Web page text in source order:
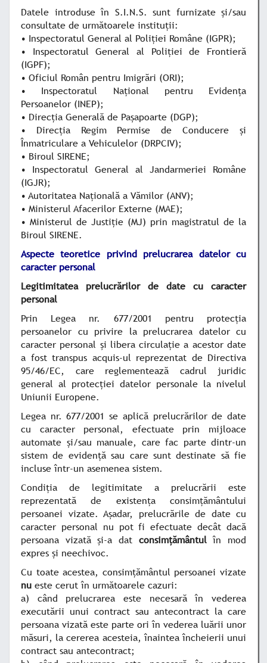
Datele introduse în S.I.N.S. sunt furnizate şi/sau
consultate de următoarele instituţii:
• Inspectoratul General al Poliţiei Române (IGPR);
• Inspectoratul General al Poliţiei de Frontieră
(IGPF);
• Oficiul Român pentru Imigrări (ORI);
• Inspectoratul Naţional pentru Evidenţa
Persoanelor (INEP);
• Direcţia Generală de Paşapoarte (DGP);
• Direcţia Regim Permise de Conducere şi
Înmatriculare a Vehiculelor (DRPCIV);
• Biroul SIRENE;
• Inspectoratul General al Jandarmeriei Române
(IGJR);
• Autoritatea Naţională a Vămilor (ANV);
• Ministerul Afacerilor Externe (MAE);
• Ministerul de Justiţie (MJ) prin magistratul de la
Biroul SIRENE.
Aspecte teoretice privind prelucrarea datelor cu
caracter personal
Legitimitatea prelucrărilor de date cu caracter
personal
Prin Legea nr. 677/2001 pentru protecţia
persoanelor cu privire la prelucrarea datelor cu
caracter personal şi libera circulaţie a acestor date
a fost transpus acquis-ul reprezentat de Directiva
95/46/EC, care reglementează cadrul juridic
general al protecţiei datelor personale la nivelul
Uniunii Europene.
Legea nr. 677/2001 se aplică prelucrărilor de date
cu caracter personal, efectuate prin mijloace
automate şi/sau manuale, care fac parte dintr-un
sistem de evidenţă sau care sunt destinate să fie
incluse într-un asemenea sistem.
Condiţia de legitimitate a prelucrării este
reprezentată de existenţa consimţământului
persoanei vizate. Aşadar, prelucrările de date cu
caracter personal nu pot fi efectuate decât dacă
persoana vizată şi-a dat consimţământulîn mod
expres şi neechivoc.
Cu toate acestea, consimţământul persoanei vizate
nu este cerut în următoarele cazuri:
a) când prelucrarea este necesară în vederea
executării unui contract sau antecontract la care
persoana vizată este parte ori în vederea luării unor
măsuri, la cererea acesteia, înaintea încheierii unui
contract sau antecontract;